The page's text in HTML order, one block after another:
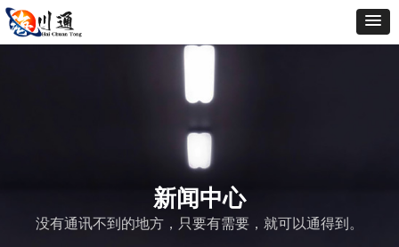
新闻中心
没有通讯不到的地方，只要有需要，就可以通得到。